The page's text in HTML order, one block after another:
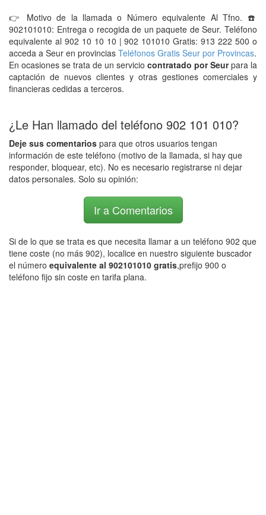
👉 Motivo de la llamada o Número equivalente Al Tfno. ☎️
902101010: Entrega o recogida de un paquete de Seur. Teléfono
equivalente al 902 10 10 10 | 902 101010 Gratis: 913 222 500 o
acceda a Seur en provincias Teléfonos Gratis Seur por Provincas.
En ocasiones se trata de un servicio contratado por Seurpara la
captación de nuevos clientes y otras gestiones comerciales y
financieras cedidas a terceros.
¿Le Han llamado del teléfono 902 101 010?
Deje sus comentarios para que otros usuarios tengan
información de este teléfono (motivo de la llamada, si hay que
responder, bloquear, etc). No es necesario registrarse ni dejar
datos personales. Solo su opinión:
Ir a Comentarios
Si de lo que se trata es que necesita llamar a un teléfono 902 que
tiene coste (no más 902), localice en nuestro siguiente buscador
el número equivalente al 902101010 gratis,prefijo 900 o
teléfono fijo sin coste en tarifa plana.